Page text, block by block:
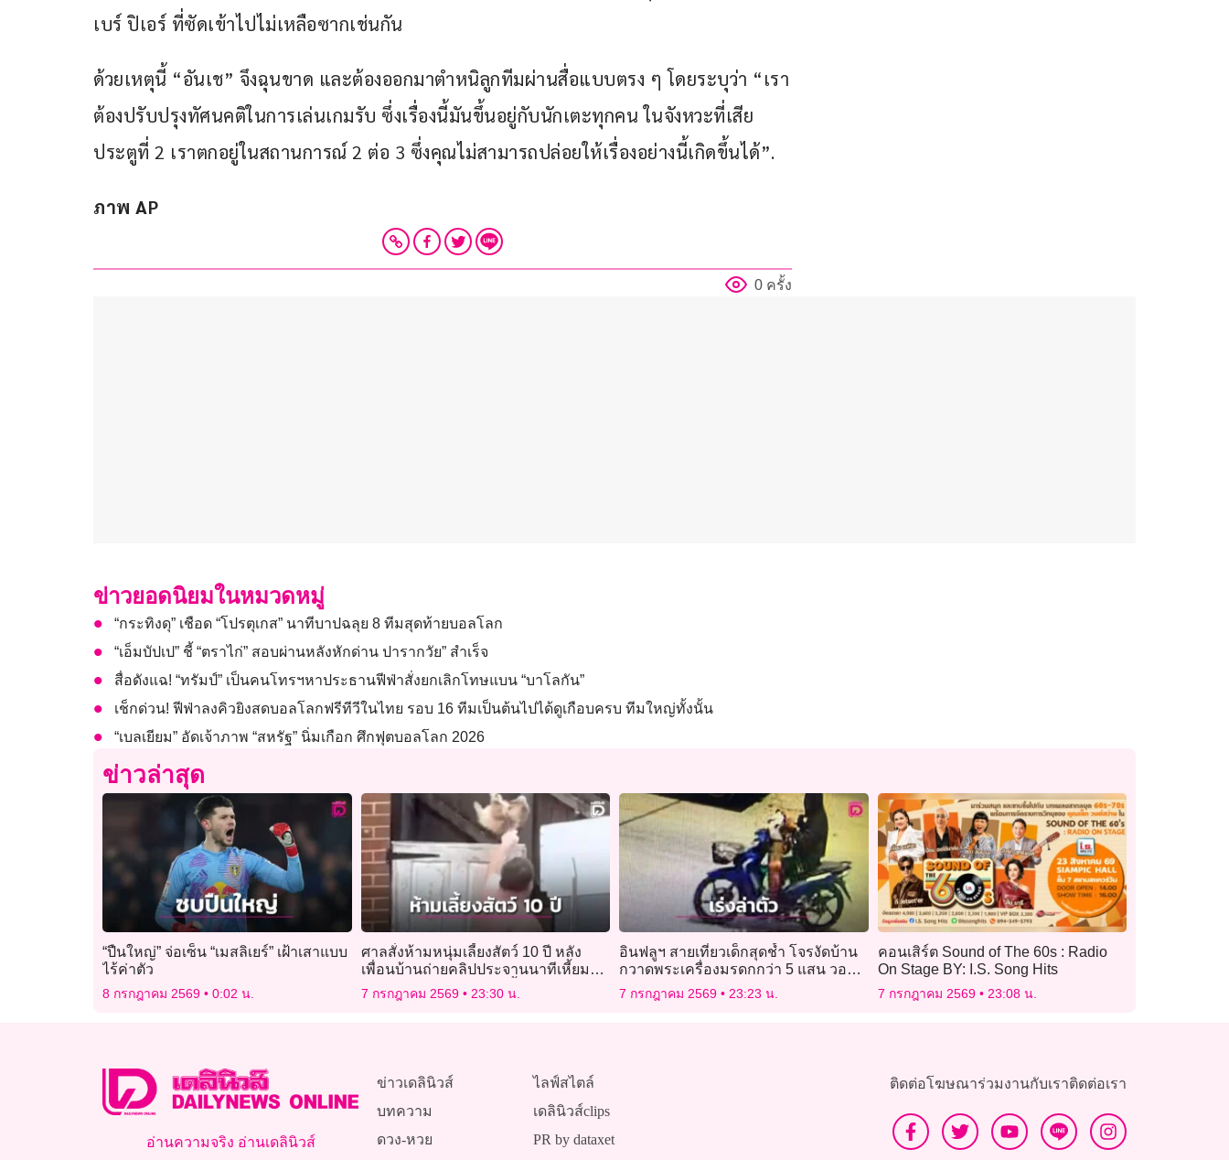
เบร์ ปิเอร์ ที่ซัดเข้าไปไม่เหลือซากเช่นกัน
ด้วยเหตุนี้ “อันเช” จึงฉุนขาด และต้องออกมาตำหนิลูกทีมผ่านสื่อแบบตรง ๆ โดยระบุว่า “เรา
ต้องปรับปรุงทัศนคติในการเล่นเกมรับ ซึ่งเรื่องนี้มันขึ้นอยู่กับนักเตะทุกคน ในจังหวะที่เสีย
ประตูที่ 2 เราตกอยู่ในสถานการณ์ 2 ต่อ 3 ซึ่งคุณไม่สามารถปล่อยให้เรื่องอย่างนี้เกิดขึ้นได้”.
ภาพ AP
0 ครั้ง
ข่าวยอดนิยมในหมวดหมู่
“กระทิงดุ” เชือด “โปรตุเกส” นาทีบาปฉลุย 8 ทีมสุดท้ายบอลโลก
“เอ็มบัปเป” ชี้ “ตราไก่” สอบผ่านหลังหักด่าน ปารากวัย” สำเร็จ
สื่อดังแฉ! “ทรัมป์” เป็นคนโทรฯหาประธานฟีฟ่าสั่งยกเลิกโทษแบน “บาโลกัน”
เช็กด่วน! ฟีฟ่าลงคิวยิงสดบอลโลกฟรีทีวีในไทย รอบ 16 ทีมเป็นต้นไปได้ดูเกือบครบ ทีมใหญ่ทั้งนั้น
“เบลเยียม” อัดเจ้าภาพ “สหรัฐ” นิ่มเกือก ศึกฟุตบอลโลก 2026
ข่าวล่าสุด
“ปืนใหญ่” จ่อเซ็น “เมสลิเยร์” เฝ้าเสาแบบ
ไร้ค่าตัว
8 กรกฎาคม 2569 0:02 น.
ศาลสั่งห้ามหนุ่มเลี้ยงสัตว์ 10 ปี หลัง
เพื่อนบ้านถ่ายคลิปประจานนาทีเหี้ยม
จับสุนัขผอมโซโยนข้ามรั้ว
7 กรกฎาคม 2569 23:30 น.
อินฟลูฯ สายเที่ยวเด็กสุดช้ำ โจรงัดบ้าน
กวาดพระเครื่องมรดกกว่า 5 แสน วอน
ตำรวจเร่งล่าตัว
7 กรกฎาคม 2569 23:23 น.
คอนเสิร์ต Sound of The 60s : Radio
On Stage BY: I.S. Song Hits
7 กรกฎาคม 2569 23:08 น.
อ่านความจริง อ่านเดลินิวส์
ข่าวเดลินิวส์
บทความ
ดวง-หวย
ไลฟ์สไตล์
เดลินิวส์clips
PR by dataxet
ติดต่อโฆษณาร่วมงานกับเราติดต่อเรา